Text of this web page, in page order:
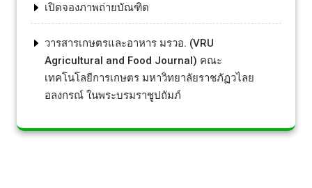
เปิดจองภาพถ่ายบัณฑิต
วารสารเกษตรและอาหาร มรวอ. (VRU
Agricultural and Food Journal) คณะ
เทคโนโลยีการเกษตร มหาวิทยาลัยราชภัฏวไลย
อลงกรณ์ ในพระบรมราชูปถัมภ์